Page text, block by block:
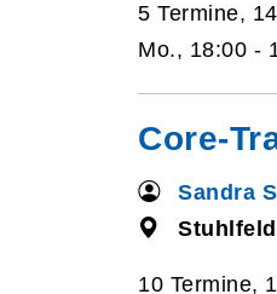
5 Termine,
Mo., 18:00 -
Core-
Sandra
10 Termine,